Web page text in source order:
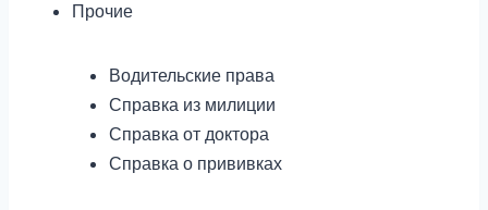
Прочие
Водительские права
Справка из милиции
Справка от доктора
Справка о прививках